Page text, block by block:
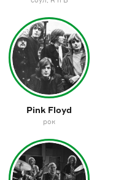
Pink Floyd
рок